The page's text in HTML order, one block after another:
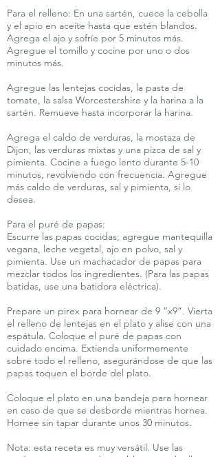
Para el relleno: En una sartén, cuece la cebolla
y el apio en aceite hasta que estén blandos.
Agrega el ajo y sofríe por 5 minutos más.
Agregue el tomillo y cocine por uno o dos
minutos más.
Agregue las lentejas cocidas, la pasta de
tomate, la salsa Worcestershire y la harina a la
sartén. Remueve hasta incorporar la harina.
Agrega el caldo de verduras, la mostaza de
Dijon, las verduras mixtas y una pizca de sal y
pimienta. Cocine a fuego lento durante 5-10
minutos, revolviendo con frecuencia. Agregue
más caldo de verduras, sal y pimienta, si lo
desea.
Para el puré de papas:
Escurre las papas cocidas; agregue mantequilla
vegana, leche vegetal, ajo en polvo, sal y
pimienta. Use un machacador de papas para
mezclar todos los ingredientes. (Para las papas
batidas, use una batidora eléctrica).
Prepare un pirex para hornear de 9 ”x9”. Vierta
el relleno de lentejas en el plato y alise con una
espátula. Coloque el puré de papas con
cuidado encima. Extienda uniformemente
sobre todo el relleno, asegurándose de que las
papas toquen el borde del plato.
Coloque el plato en una bandeja para hornear
en caso de que se desborde mientras hornea.
Hornee sin tapar durante unos 30 minutos.
Nota: esta receta es muy versátil. Use las